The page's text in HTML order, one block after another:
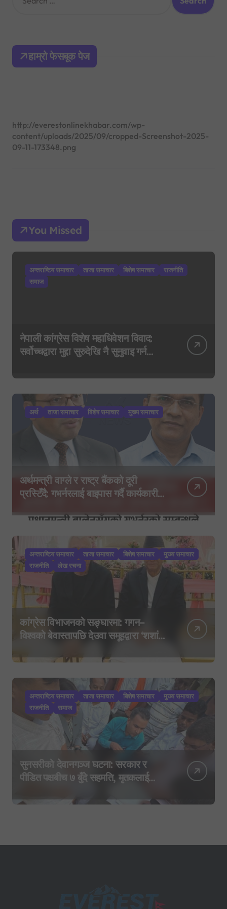
h
o
हाम्रो फेसबूक पेज
http://everestonlinekhabar.com/wp-
content/uploads/2025/09/cropped-Screenshot-2025-
09-11-173348.png
You Missed
अन्तराष्टिय समाचार ताजा समाचार बिशेष समाचार
राजनीति
समाज
नेपाली कांग्रेस विशेष महाधिवेशन विवाद:
सर्वोच्चद्वारा मुद्दा सुरुदेखि नै सुनुवाइ गर्न
अर्थ ताजा समाचार बिशेष समाचार मुख्य समाचार
अर्थमन्त्री वाग्ले र राष्ट्र बैंकको दूरी
प्रस्टिँदै: गभर्नरलाई बाइपास गर्दै कार्यकारी
अन्तराष्टिय समाचार ताजा समाचार बिशेष समाचार
मुख्य समाचार
राजनीति
लेख रचना
कांग्रेस विभाजनको सङ्घारमा: गगन–
विश्वको बेवास्तापछि देउवा समूहद्वारा ‘शशांक
यात्राको घोषणा तयारी!
अन्तराष्टिय समाचार ताजा समाचार बिशेष समाचार
मुख्य समाचार
राजनीति
समाज
सुनसरीको देवानगञ्ज घटना: सरकार र
पीडित पक्षबीच ७ बुँदे सहमति, मृतकलाई